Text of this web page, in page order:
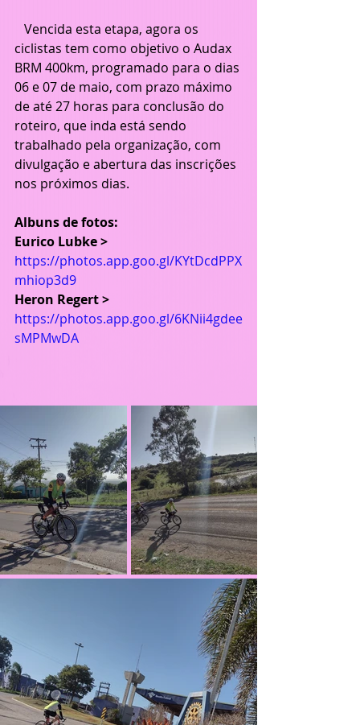
ciclistas tem como objetivo o Audax
BRM 400km, programado para o dias
06 e 07 de maio, com prazo máximo
de até 27 horas para conclusão do
roteiro, que inda está sendo
trabalhado pela organização, com
divulgação e abertura das inscrições
nos próximos dias.
Albuns de fotos:
Eurico Lubke >
https://photos.app.goo.gl/KYtDcdPPX
mhiop3d9
Heron Regert >
https://photos.app.goo.gl/6KNii4gdee
sMPMwDA